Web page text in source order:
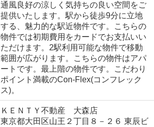
通風良好の涼しく気持ちの良い空間をご
提供いたします。駅から徒歩9分に立地
する、魅力的な駅近物件です。こちらの
物件では初期費用をカードでお支払いい
ただけます。2駅利用可能な物件で移動
範囲が広がります。こちらの物件はアパ
ートです。最上階の物件です。こだわり
ポイント満載のCon-Flex(コンフレック
ス)。
ＫＥＮＴＹ不動産 大森店
東京都大田区山王２丁目８－２６ 東辰ビ